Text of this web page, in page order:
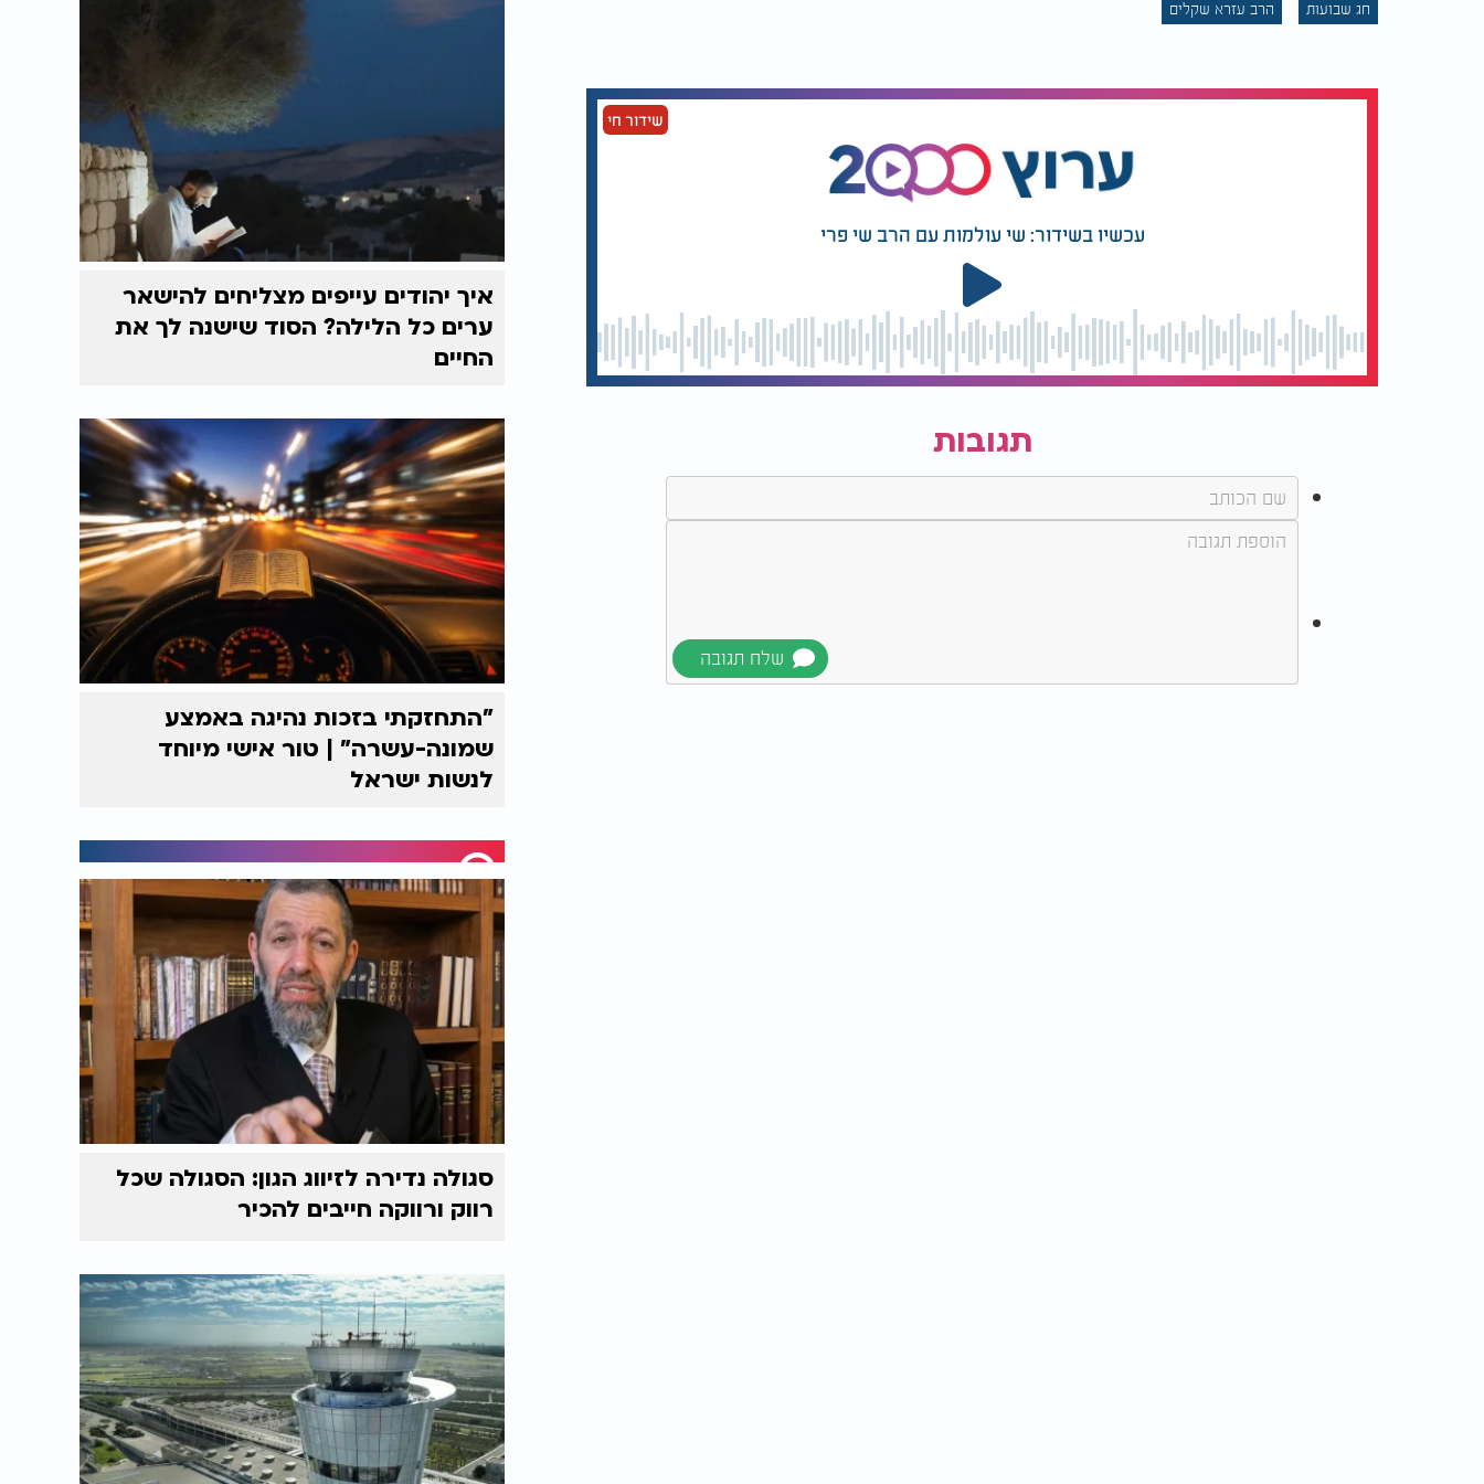
למה בשבועות אוכלים חלב? | מתכון של אריאל זיידן - עוגת אוראו גבינה במיוחד לשבועות:
חג שבועות הרב עזרא שקלים
שידור חי
עכשיו בשידור: שי עולמות עם הרב שי פרי
תגובות
איך יהודים עייפים מצליחים להישאר
ערים כל הלילה? הסוד שישנה לך את
החיים
"התחזקתי בזכות נהיגה באמצע
שמונה-עשרה" | טור אישי מיוחד
לנשות ישראל
סגולה נדירה לזיווג הגון: הסגולה שכל
רווק ורווקה חייבים להכיר